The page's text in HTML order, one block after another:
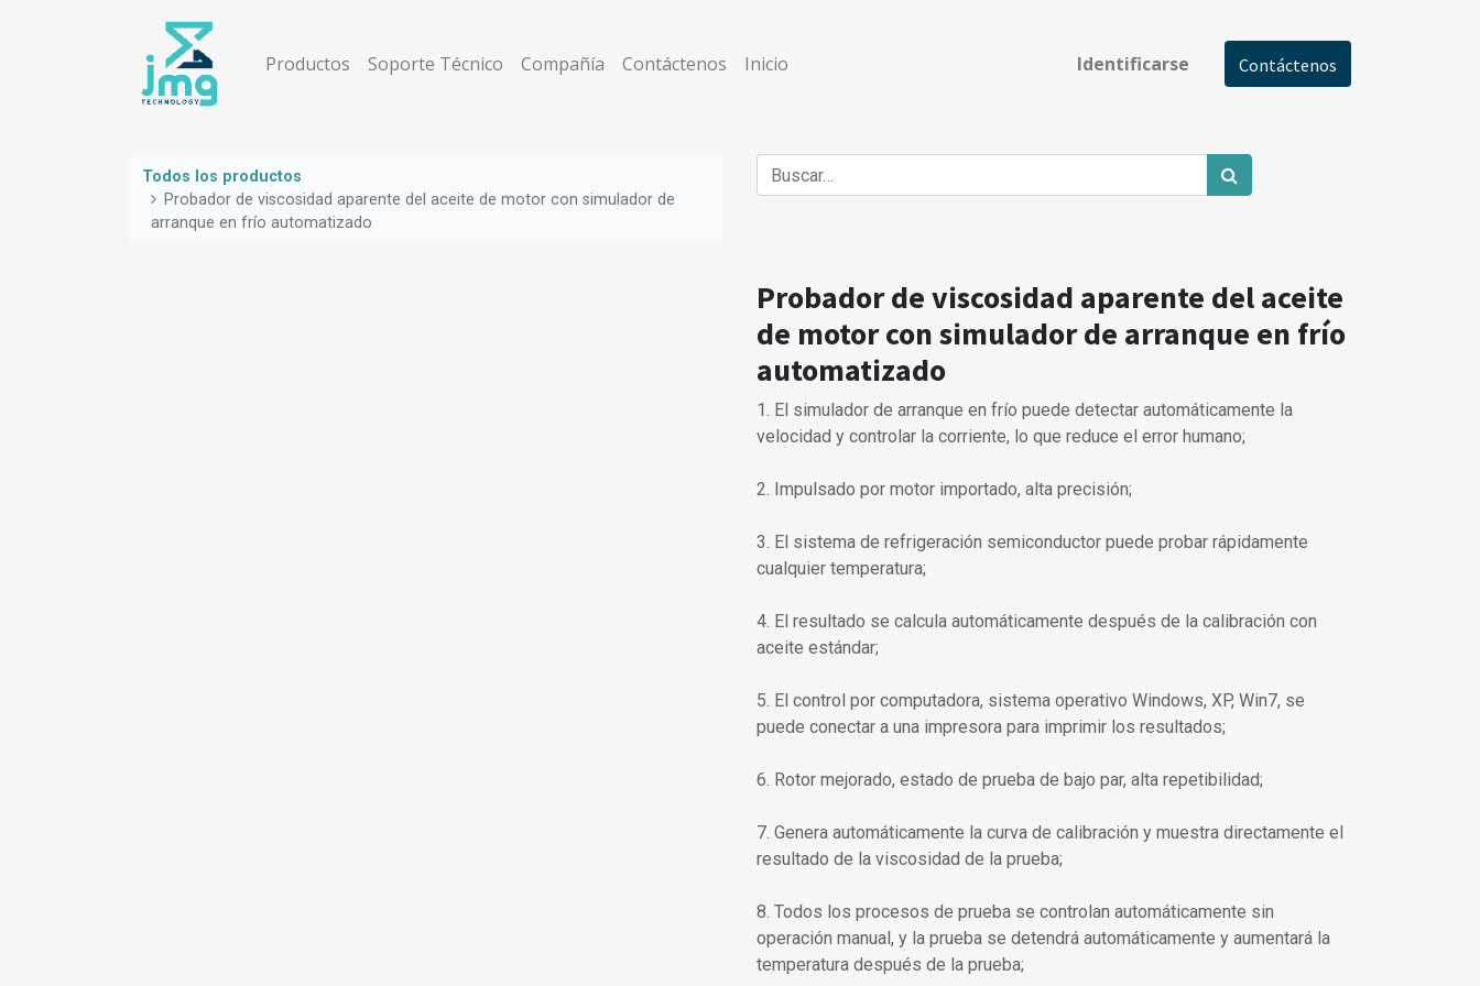
Productos Soporte Técnico Compañía Contáctenos Inicio Identificarse Contáctenos
Todos los productos
Probador de viscosidad aparente del aceite de motor con simulador de
arranque en frío automatizado
Probador de viscosidad aparente del aceite
de motor con simulador de arranque en frío
automatizado
1. El simulador de arranque en frío puede detectar automáticamente la
velocidad y controlar la corriente, lo que reduce el error humano;
2. Impulsado por motor importado, alta precisión;
3. El sistema de refrigeración semiconductor puede probar rápidamente
cualquier temperatura;
4. El resultado se calcula automáticamente después de la calibración con
aceite estándar;
5. El control por computadora, sistema operativo Windows, XP, Win7, se
puede conectar a una impresora para imprimir los resultados;
6. Rotor mejorado, estado de prueba de bajo par, alta repetibilidad;
7. Genera automáticamente la curva de calibración y muestra directamente el
resultado de la viscosidad de la prueba;
8. Todos los procesos de prueba se controlan automáticamente sin
operación manual, y la prueba se detendrá automáticamente y aumentará la
temperatura después de la prueba;